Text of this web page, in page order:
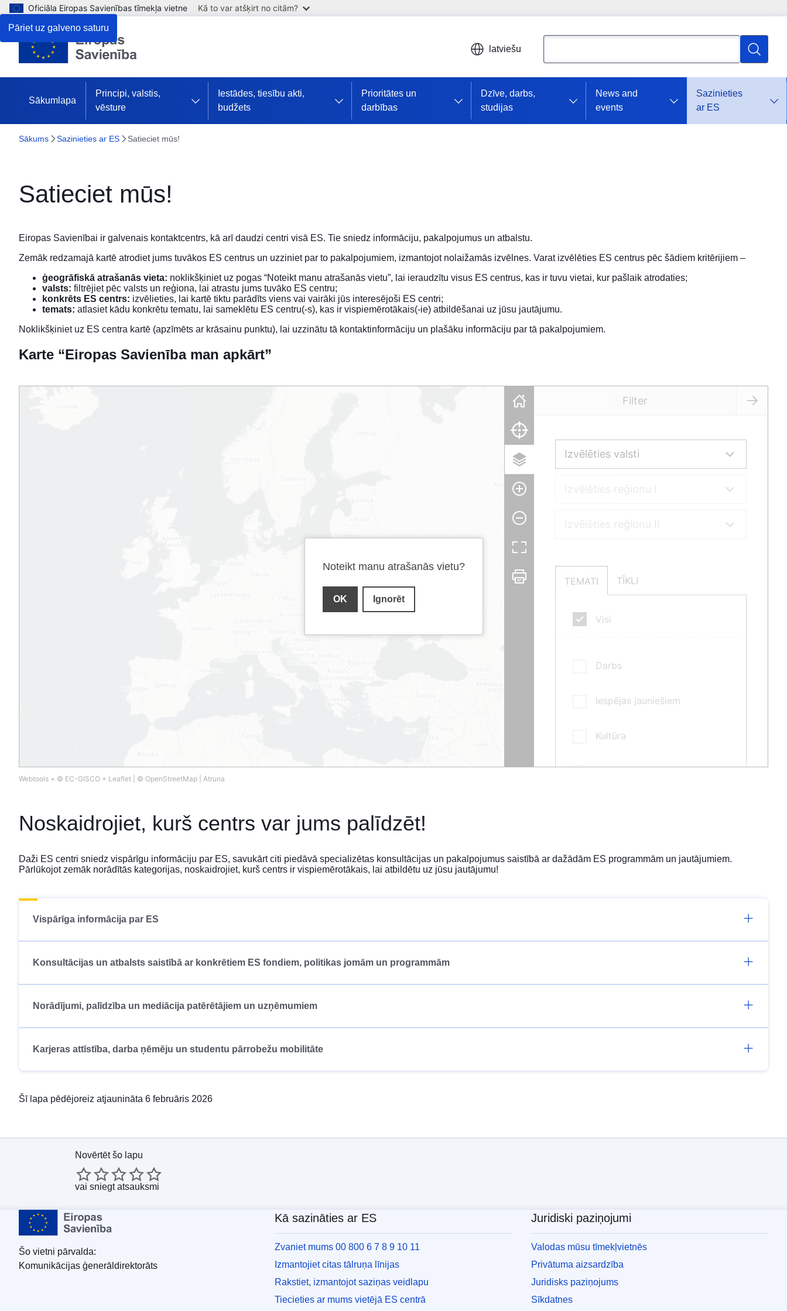
Pāriet uz galveno saturu
Oficiāla Eiropas Savienības tīmekļa vietne Kā to var atšķirt no citām?
latviešu
Meklēt
Sākumlapa
Principi, valstis,
vēsture
Iestādes, tiesību akti,
budžets
Prioritātes un
darbības
Dzīve, darbs,
studijas
News and
events
Sazinieties
ar ES
Sākums Sazinieties ar ES Satieciet mūs!
Satieciet mūs!
Eiropas Savienībai ir galvenais kontaktcentrs, kā arī daudzi centri visā ES. Tie sniedz informāciju, pakalpojumus un atbalstu.
Zemāk redzamajā kartē atrodiet jums tuvākos ES centrus un uzziniet par to pakalpojumiem, izmantojot nolaižamās izvēlnes. Varat izvēlēties ES centrus pēc šādiem kritērijiem –
ģeogrāfiskā atrašanās vieta: noklikšķiniet uz pogas “Noteikt manu atrašanās vietu”, lai ieraudzītu visus ES centrus, kas ir tuvu vietai, kur pašlaik atrodaties;
valsts: filtrējiet pēc valsts un reģiona, lai atrastu jums tuvāko ES centru;
konkrēts ES centrs: izvēlieties, lai kartē tiktu parādīts viens vai vairāki jūs interesējoši ES centri;
temats: atlasiet kādu konkrētu tematu, lai sameklētu ES centru(-s), kas ir vispiemērotākais(-ie) atbildēšanai uz jūsu jautājumu.
Noklikšķiniet uz ES centra kartē (apzīmēts ar krāsainu punktu), lai uzzinātu tā kontaktinformāciju un plašāku informāciju par tā pakalpojumiem.
Karte “Eiropas Savienība man apkārt”
Noteikt manu atrašanās vietu?
OK Ignorēt
Filter
TEMATI TĪKLI
Visi
Darbs
Iespējas jauniešiem
Kultūra
Mācības
Uzņēmēji
Webtools + © EC-GISCO + Leaflet © OpenStreetMap Atruna
Noskaidrojiet, kurš centrs var jums palīdzēt!
Daži ES centri sniedz vispārīgu informāciju par ES, savukārt citi piedāvā specializētas konsultācijas un pakalpojumus saistībā ar dažādām ES programmām un jautājumiem.
Pārlūkojot zemāk norādītās kategorijas, noskaidrojiet, kurš centrs ir vispiemērotākais, lai atbildētu uz jūsu jautājumu!
Vispārīga informācija par ES
Konsultācijas un atbalsts saistībā ar konkrētiem ES fondiem, politikas jomām un programmām
Norādījumi, palīdzība un mediācija patērētājiem un uzņēmumiem
Karjeras attīstība, darba ņēmēju un studentu pārrobežu mobilitāte
Šī lapa pēdējoreiz atjaunināta 6 februāris 2026
Novērtēt šo lapu
vai sniegt atsauksmi
Šo vietni pārvalda:
Komunikācijas ģenerāldirektorāts
Kā sazināties ar ES
Zvaniet mums 00 800 6 7 8 9 10 11
Izmantojiet citas tālruņa līnijas
Rakstiet, izmantojot saziņas veidlapu
Tiecieties ar mums vietējā ES centrā
Juridiski paziņojumi
Valodas mūsu tīmekļvietnēs
Privātuma aizsardzība
Juridisks paziņojums
Sīkdatnes